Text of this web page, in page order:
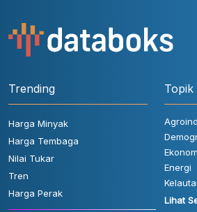
Trending
Harga Minyak
Harga Tembaga
Nilai Tukar
Tren
Harga Perak
Topik
Energi
Lihat